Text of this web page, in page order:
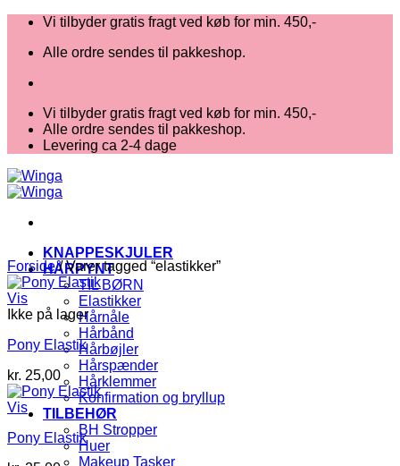
Fortsæt
indhold
Vi tilbyder gratis fragt ved køb for min. 450,-
Alle ordre sendes til pakkeshop.
Vi tilbyder gratis fragt ved køb for min. 450,-
Alle ordre sendes til pakkeshop.
Levering ca 2-4 dage
KNAPPESKJULER
HÅRPYNT
TIL BØRN
Elastikker
Hårnåle
Hårbånd
Hårbøjler
Hårspænder
Hårklemmer
Konfirmation og bryllup
TILBEHØR
BH Stropper
Huer
Makeup Tasker
Forside /Varer tagged “elastikker”
Vis
Ikke på lager
Pony Elastik
kr. 25,00
Vis
Pony Elastik